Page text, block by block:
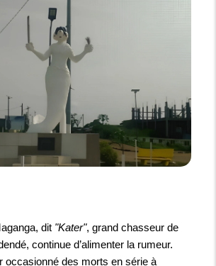
dit "Kater", grand chasseur de
continue d’alimenter la rumeur.
occasionné des morts en série à